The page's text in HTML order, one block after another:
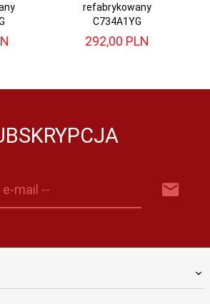
refabrykowany
C734A1YG
292,00 PLN
mail --